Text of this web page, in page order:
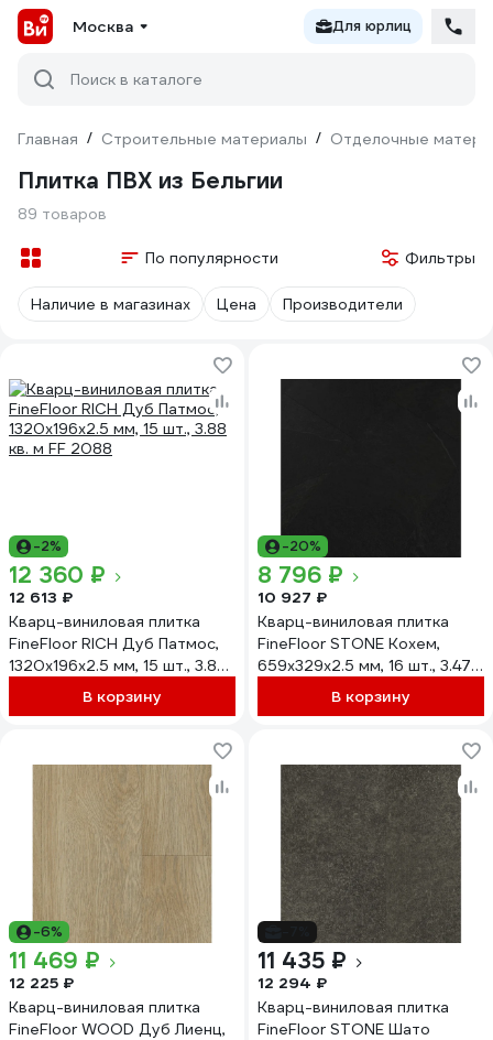
Москва Для юрлиц
Поиск в каталоге
Главная / Строительные материалы / Отделочные
Плитка ПВХ из Бельгии
89 товаров
По популярности Фильтры
Наличие в магазинах Цена Производители
-2%
12 360 ₽
12 613 ₽
Кварц-виниловая плитка
FineFloor RICH Дуб Патмос,
1320х196х2.5 мм, 15 шт., 3.88
кв. м FF 2088В корзину
-20%
8 796 ₽
10 927 ₽
Кварц-виниловая плитка
FineFloor STONE Кохем,
659х329х2.5 мм, 16 шт., 3.47
кв. м FF 1466В корзину
-6%
11 469 ₽
12 225 ₽
Кварц-виниловая плитка
FineFloor WOOD Дуб Лиенц,
11 435 ₽
12 294 ₽
Кварц-виниловая плитка
FineFloor STONE Шато